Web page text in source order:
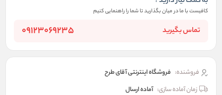
کافیست با ما در میان بگذارید تا شما را راهنمایی کنیم
تماس بگیرید 09123069235
فروشنده: فروشگاه اینترنتی آقای طرح
زمان آماده سازی: آماده ارسال